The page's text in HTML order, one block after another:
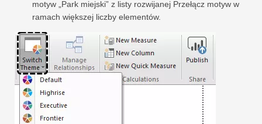
motyw „Park miejski” z listy rozwijanej Przełącz motyw w
ramach większej liczby elementów.